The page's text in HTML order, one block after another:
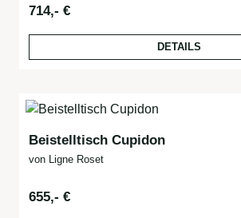
Regulärer Preis:
714,- €
DETAILS
Beistelltisch Cupidon
von Ligne Roset
Regulärer Preis:
655,- €